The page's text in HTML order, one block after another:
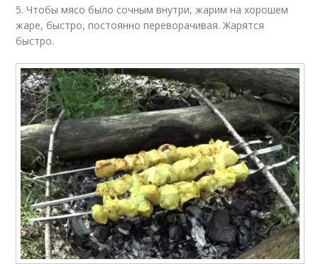
5. Чтобы мясо было сочным внутри, жарим на хорошем
жаре, быстро, постоянно переворачивая. Жарятся
быстро.